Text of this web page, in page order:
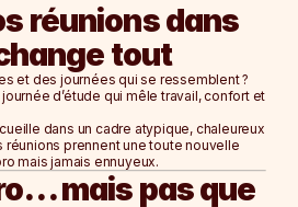
réunions dans
tout
et des journées qui se ressemblent ?
d’étude qui mêle travail, confort et
dans un cadre atypique, chaleureux
prennent une toute nouvelle
mais jamais ennuyeux.
mais pas que